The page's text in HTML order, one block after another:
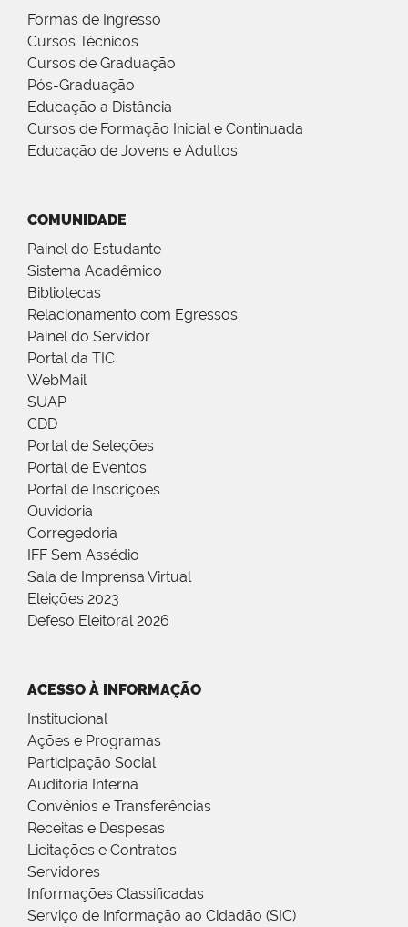
Formas de Ingresso
Cursos Técnicos
Cursos de Graduação
Pós-Graduação
Educação a Distância
Cursos de Formação Inicial e Continuada
Educação de Jovens e Adultos
COMUNIDADE
Painel do Estudante
Sistema Acadêmico
Bibliotecas
Relacionamento com Egressos
Painel do Servidor
Portal da TIC
WebMail
SUAP
CDD
Portal de Seleções
Portal de Eventos
Portal de Inscrições
Ouvidoria
Corregedoria
IFF Sem Assédio
Sala de Imprensa Virtual
Eleições 2023
Defeso Eleitoral 2026
ACESSO À INFORMAÇÃO
Institucional
Ações e Programas
Participação Social
Auditoria Interna
Convênios e Transferências
Receitas e Despesas
Licitações e Contratos
Servidores
Informações Classificadas
Serviço de Informação ao Cidadão (SIC)